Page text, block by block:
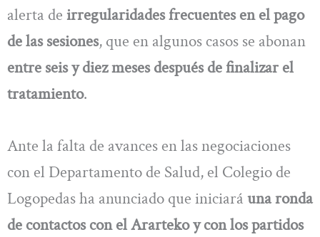
alerta de irregularidades frecuentes en el pago
de las sesiones, que en algunos casos se abonan
entre seis y diez meses después de finalizar el
tratamiento.
Ante la falta de avances en las negociaciones
con el Departamento de Salud, el Colegio de
Logopedas ha anunciado que iniciará una ronda
de contactos con el Ararteko y con los partidos